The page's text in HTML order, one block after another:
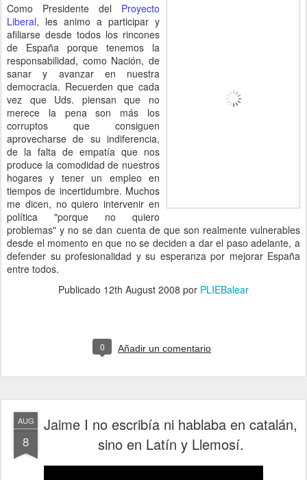
Como Presidente del Proyecto
Liberal, les animo a participar y
afiliarse desde todos los rincones
de España porque tenemos la
responsabilidad, como Nación, de
sanar y avanzar en nuestra
democracia. Recuerden que cada
vez que Uds. piensan que no
merece la pena son más los
corruptos que consiguen
aprovecharse de su indiferencia,
de la falta de empatía que nos
produce la comodidad de nuestros
hogares y tener un empleo en
tiempos de incertidumbre. Muchos
me dicen, no quiero intervenir en
política "porque no quiero
problemas" y no se dan cuenta de que son realmente vulnerables
desde el momento en que no se deciden a dar el paso adelante, a
defender su profesionalidad y su esperanza por mejorar España
entre todos.
Publicado 12th August 2008 por PLIEBalear
0 Añadir un comentario
AUG
8
Jaime I no escribía ni hablaba en catalán,
sino en Latín y Llemosí.